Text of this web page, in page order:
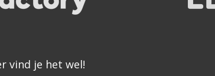
vind je het wel!